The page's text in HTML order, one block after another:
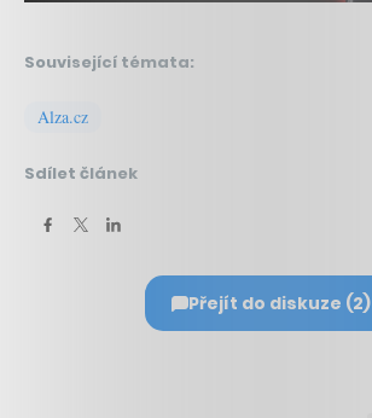
Související témata:
Alza.cz
Sdílet článek
Přejít do diskuze (2)